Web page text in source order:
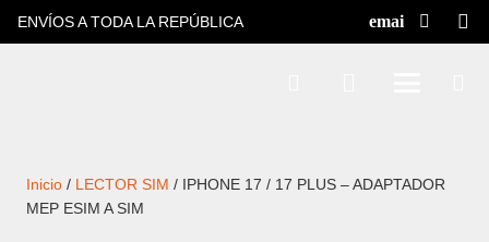
ENVÍOS A TODA LA REPÚBLICA
Inicio / LECTOR SIM / IPHONE 17 / 17 PLUS – ADAPTADOR
MEP ESIM A SIM